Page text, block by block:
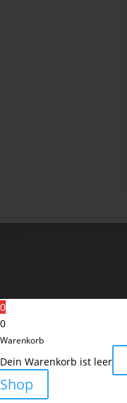
0
0
Warenkorb
Dein Warenkorb ist leer
Shop